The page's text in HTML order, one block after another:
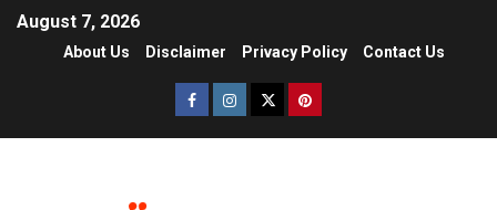
August 7, 2026
About Us Disclaimer Privacy Policy Contact Us